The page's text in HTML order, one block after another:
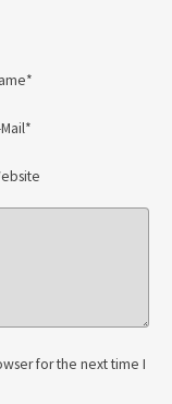
for the next time I